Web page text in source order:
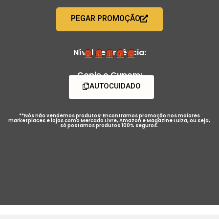
PEGAR PROMOÇÃO
Nível de Urgência:
Copie o Cupom:
AUTOCUIDADO
**Nós não vendemos produtos! Encontramos promoção nos maiores
marketplaces e lojas como Mercado Livre, Amazon e Magazine Luiza, ou seja,
só postamos produtos 100% seguros.